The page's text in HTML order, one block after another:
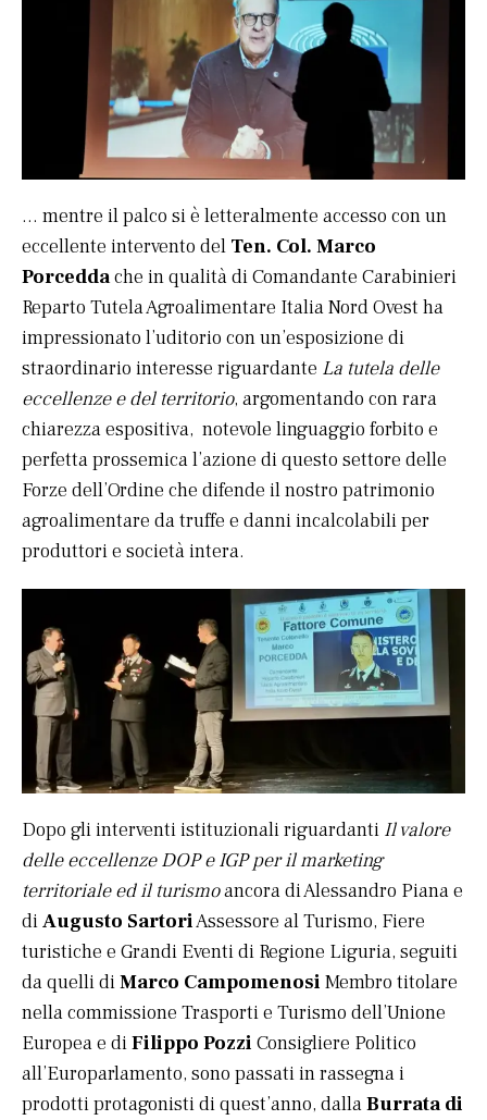
… mentre il palco si è letteralmente accesso con un
eccellente intervento del Ten. Col. Marco
Porceddache in qualità di Comandante Carabinieri
Reparto Tutela Agroalimentare Italia Nord Ovest ha
impressionato l’uditorio con un’esposizione di
straordinario interesse riguardante La tutela delle
eccellenze e del territorio, argomentando con rara
chiarezza espositiva, notevole linguaggio forbito e
perfetta prossemica l’azione di questo settore delle
Forze dell’Ordine che difende il nostro patrimonio
agroalimentare da truffe e danni incalcolabili per
produttori e società intera.
Dopo gli interventi istituzionali riguardanti Il valore
delle eccellenze DOP e IGP per il marketing
territoriale ed il turismoancora di Alessandro Piana e
diAugusto SartoriAssessore al Turismo, Fiere
turistiche e Grandi Eventi di Regione Liguria, seguiti
da quelli diMarco Campomenosi Membro titolare
nella commissione Trasporti e Turismo dell’Unione
Europea e diFilippo Pozzi Consigliere Politico
all’Europarlamento, sono passati in rassegna i
prodotti protagonisti di quest’anno, dallaBurrata di